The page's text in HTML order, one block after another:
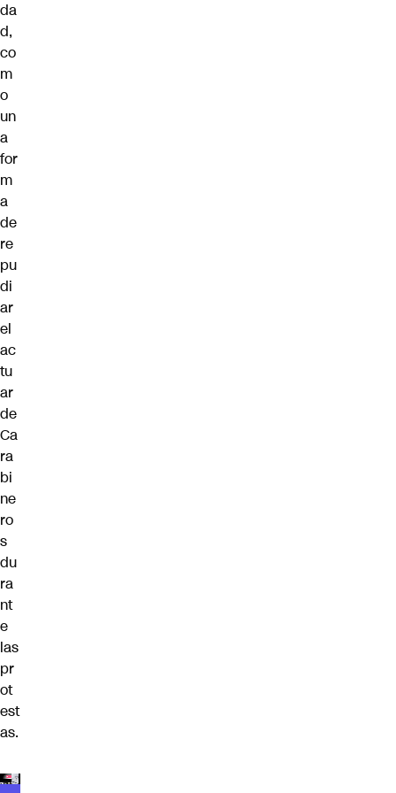
da
d,
co
m
o
un
a
for
m
a
de
re
pu
di
ar
el
ac
tu
ar
de
Ca
ra
bi
ne
ro
s
du
ra
nt
e
las
pr
ot
est
as.